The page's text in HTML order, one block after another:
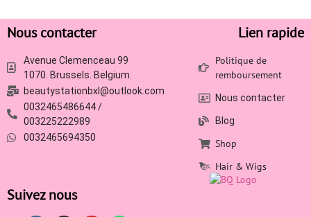
Nous contacter
Avenue Clemenceau 99
1070. Brussels. Belgium.
beautystationbxl@outlook.com
0032465486644 /
003225222989
0032465694350
Lien rapide
Politique de
remboursement
Nous contacter
Blog
Shop
Hair & Wigs
Suivez nous